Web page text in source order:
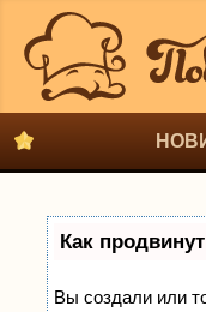
Как
Вы создали или